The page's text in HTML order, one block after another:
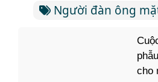
Người đàn ông
cho